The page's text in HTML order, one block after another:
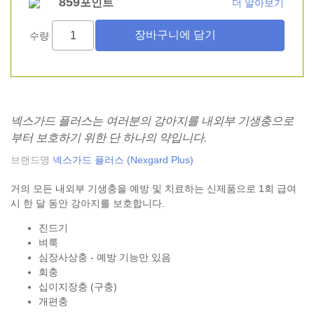
포인트 더 알아보기
수량
넥스가드 플러스는 여러분의 강아지를 내외부 기생충으로
부터 보호하기 위한 단 하나의 약입니다.
브랜드명 넥스가드 플러스 (Nexgard Plus)
거의 모든 내외부 기생충을 예방 및 치료하는 신제품으로 1회 급여
시 한 달 동안 강아지를 보호합니다.
진드기
벼룩
심장사상충 - 예방 기능만 있음
회충
십이지장충 (구충)
개편충